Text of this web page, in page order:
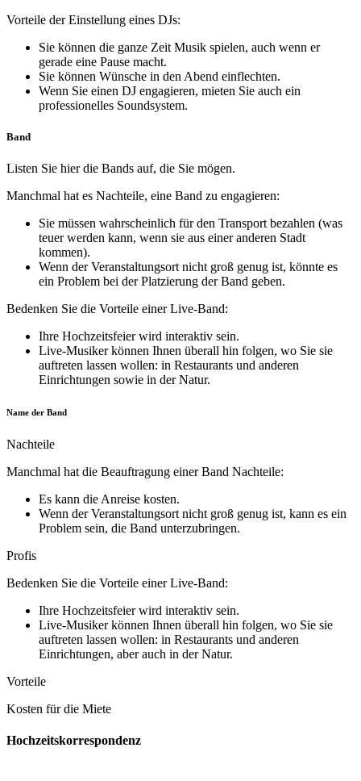
Vorteile der Einstellung eines DJs:
Sie können die ganze Zeit Musik spielen, auch wenn er
gerade eine Pause macht.
Sie können Wünsche in den Abend einflechten.
Wenn Sie einen DJ engagieren, mieten Sie auch ein
professionelles Soundsystem.
Band
Listen Sie hier die Bands auf, die Sie mögen.
Manchmal hat es Nachteile, eine Band zu engagieren:
Sie müssen wahrscheinlich für den Transport bezahlen (was
teuer werden kann, wenn sie aus einer anderen Stadt
kommen).
Wenn der Veranstaltungsort nicht groß genug ist, könnte es
ein Problem bei der Platzierung der Band geben.
Bedenken Sie die Vorteile einer Live-Band:
Ihre Hochzeitsfeier wird interaktiv sein.
Live-Musiker können Ihnen überall hin folgen, wo Sie sie
auftreten lassen wollen: in Restaurants und anderen
Einrichtungen sowie in der Natur.
Name der Band
Nachteile
Manchmal hat die Beauftragung einer Band Nachteile:
Es kann die Anreise kosten.
Wenn der Veranstaltungsort nicht groß genug ist, kann es ein
Problem sein, die Band unterzubringen.
Profis
Bedenken Sie die Vorteile einer Live-Band:
Ihre Hochzeitsfeier wird interaktiv sein.
Live-Musiker können Ihnen überall hin folgen, wo Sie sie
auftreten lassen wollen: in Restaurants und anderen
Einrichtungen, aber auch in der Natur.
Vorteile
Kosten für die Miete
Hochzeitskorrespondenz